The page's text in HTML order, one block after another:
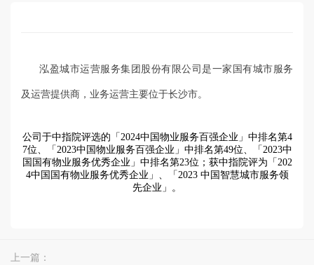
泓盈城市运营服务集团股份有限公司是一家国有城市服务
及运营提供商，业务运营主要位于长沙市。
公司于中指院评选的「2024中国物业服务百强企业」中排名第4
7位、「2023中国物业服务百强企业」中排名第49位、「2023中
国国有物业服务优秀企业」中排名第23位；获中指院评为「202
4中国国有物业服务优秀企业」、「2023 中国智慧城市服务领
先企业」。
上一篇：